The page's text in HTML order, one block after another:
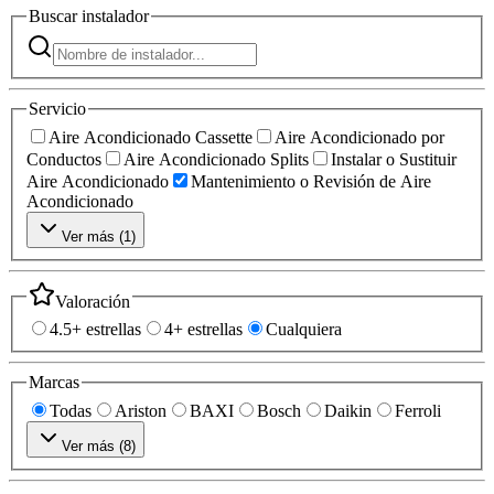
Buscarinstalador
Servicio
Aire Acondicionado Cassette
Aire Acondicionado por
Conductos
Aire Acondicionado Splits
Instalar o Sustituir
Aire Acondicionado
Mantenimiento o Revisión de Aire
Acondicionado
Ver más (1)
Valoración
4.5+ estrellas
4+ estrellas Cualquiera
Marcas
Todas
Ariston BAXI Bosch Daikin Ferroli
Ver más (8)